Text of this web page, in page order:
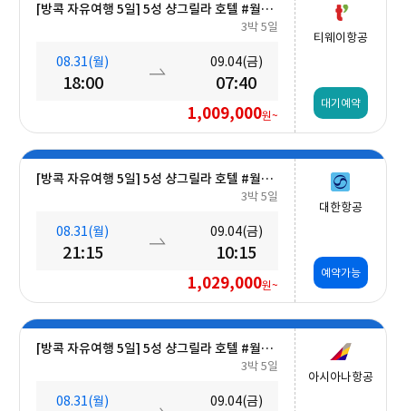
[방콕 자유여행 5일] 5성 샹그릴라 호텔 #월드체인 #차오프라야강변 #조식포함 #호캉스 #도심접근성
3박 5일
08.31(월)
18:00
09.04(금)
07:40
1,009,000원~
티웨이항공
대기예약
[방콕 자유여행 5일] 5성 샹그릴라 호텔 #월드체인 #차오프라야강변 #조식포함 #호캉스 #도심접근성
3박 5일
08.31(월)
21:15
09.04(금)
10:15
1,029,000원~
대한항공
예약가능
[방콕 자유여행 5일] 5성 샹그릴라 호텔 #월드체인 #차오프라야강변 #조식포함 #호캉스 #도심접근성
3박 5일
08.31(월) 09.04(금)
아시아나항공